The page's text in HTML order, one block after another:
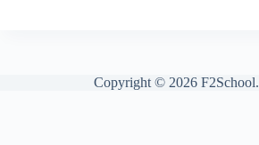
Copyright © 2026 F2School.